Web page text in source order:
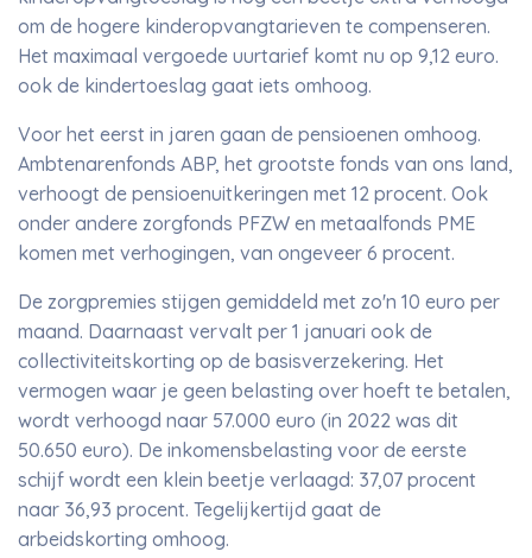
om de hogere kinderopvangtarieven te compenseren.
Het maximaal vergoede uurtarief komt nu op 9,12 euro.
ook de kindertoeslag gaat iets omhoog.
Voor het eerst in jaren gaan de pensioenen omhoog.
Ambtenarenfonds ABP, het grootste fonds van ons land,
verhoogt de pensioenuitkeringen met 12 procent. Ook
onder andere zorgfonds PFZW en metaalfonds PME
komen met verhogingen, van ongeveer 6 procent.
De zorgpremies stijgen gemiddeld met zo'n 10 euro per
maand. Daarnaast vervalt per 1 januari ook de
collectiviteitskorting op de basisverzekering. Het
vermogen waar je geen belasting over hoeft te betalen,
wordt verhoogd naar 57.000 euro (in 2022 was dit
50.650 euro). De inkomensbelasting voor de eerste
schijf wordt een klein beetje verlaagd: 37,07 procent
naar 36,93 procent. Tegelijkertijd gaat de
arbeidskorting omhoog.